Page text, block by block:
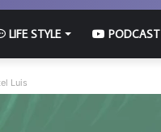
LIFE STYLE PODCAST
Luis